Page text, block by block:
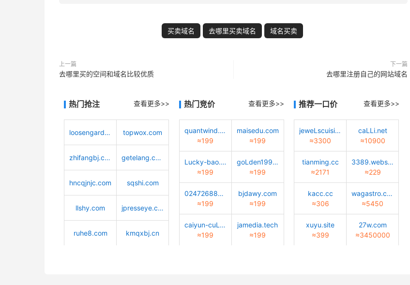
买卖域名 去哪里买卖域名 域名买卖
上一篇
去哪里买的空间和域名比较优质
下一篇
去哪里注册自己的网站域名
热门抢注 查看更多>>
loosengarden.com topwox.com
zhifangbj.com getelang.com
hncqjnjc.com sqshi.com
llshy.com jpresseye.com
ruhe8.com kmqxbj.cn
热门竞价 查看更多>>
quantwind.com
≈199
maisedu.com
≈199
Lucky-bao.top
≈199
goLden1999.com
≈199
02472688888.com
≈199
bjdawy.com
≈199
caiyun-cuLture.com
≈199
jamedia.tech
≈199
推荐一口价 查看更多>>
jeweLscuisine.com
≈3300
caLLi.net
≈10900
tianming.cc
≈2171
3389.website
≈229
kacc.cc
≈306
wagastro.com
≈5450
xuyu.site
≈399
27w.com
≈3450000